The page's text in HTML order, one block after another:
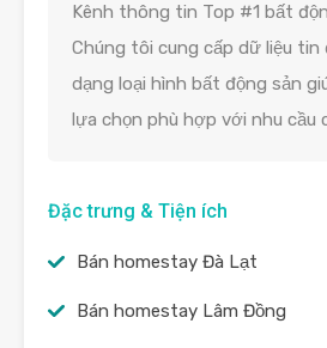
Kênh thông tin Top #1 bất
Chúng tôi cung cấp dữ liệu tin
dạng loại hình bất động sản
lựa chọn phù hợp với nhu cầu
Đặc trưng & Tiện ích
Bán homestay Đà Lạt
Bán homestay Lâm Đồng